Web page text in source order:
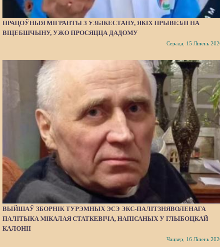
ПРАЦОЎНЫЯ МІГРАНТЫ З УЗБІКЕСТАНУ, ЯКІХ ПРЫВЕЗЛІ НА
ВІЦЕБШЧЫНУ, УЖО ПРОСЯЦЦА ДАДОМУ
Серада, 15 Ліпень
ВЫЙШАЎ ЗБОРНІК ТУРЭМНЫХ ЭСЭ ЭКС-ПАЛІТЗНЯВОЛЕНАГА
ПАЛІТЫКА МІКАЛАЯ СТАТКЕВІЧА, НАПІСАНЫХ У ГЛЫБОЦКАЙ
КАЛОНІІ
Чацвер, 16 Ліпень